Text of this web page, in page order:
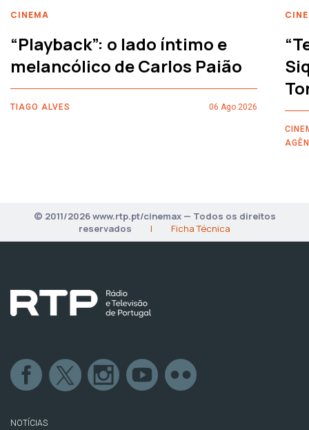
CINEMA
“Playback”: o lado íntimo e
melancólico de Carlos Paião
TIAGO ALVES 06 Ago 2026
© 2011/2026 www.rtp.pt/cinemax — Todos os direitos
reservados
| Ficha Técnica
NOTÍCIAS